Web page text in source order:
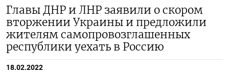
Главы ДНР и ЛНР заявили о скором
вторжении Украины и предложили
жителям самопровозглашенных
республики уехать в Россию
18.02.2022